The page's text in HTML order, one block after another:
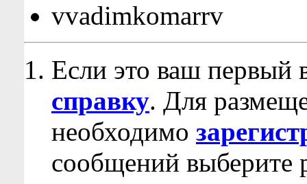
vvadimkomarrv
Если это ваш первый
справку. Для
необходимо
сообщений выберите